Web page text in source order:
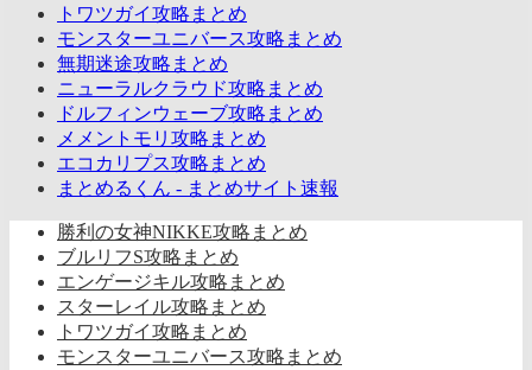
トワツガイ攻略まとめ
モンスターユニバース攻略まとめ
無期迷途攻略まとめ
ニューラルクラウド攻略まとめ
ドルフィンウェーブ攻略まとめ
メメントモリ攻略まとめ
エコカリプス攻略まとめ
まとめるくん - まとめサイト速報
勝利の女神NIKKE攻略まとめ
ブルリフS攻略まとめ
エンゲージキル攻略まとめ
スターレイル攻略まとめ
トワツガイ攻略まとめ
モンスターユニバース攻略まとめ